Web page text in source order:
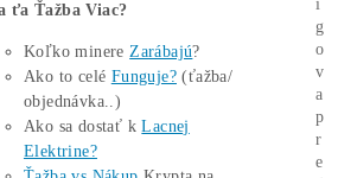
8 biliónov dolárov v amerických
a akciách, „takmer dvakrát
zvyšok sveta dokopy“.
upozorňujú, že v prostredí,
geoekonomická stabilita
spoločenstva narúša, nie je